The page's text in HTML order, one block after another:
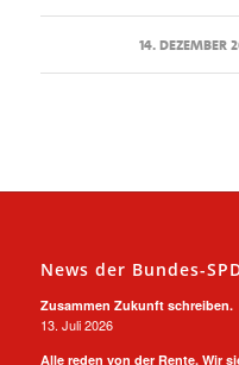
14. DEZEMBER
/
News der Bundes-
Zusammen Zukunft schreiben.
13. Juli 2026
Alle reden von der Rente. Wir